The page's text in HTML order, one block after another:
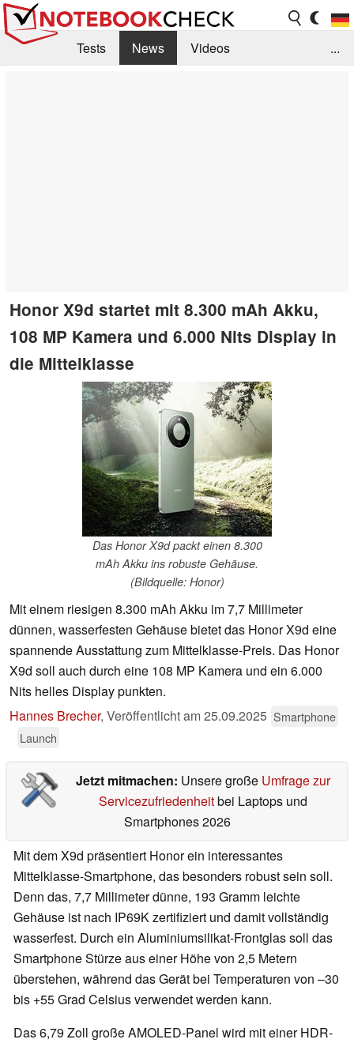
Tests News
Videos
...
Honor X9d startet mit 8.300 mAh Akku,
108 MP Kamera und 6.000 Nits Display in
die Mittelklasse
Das Honor X9d packt einen 8.300
mAh Akku ins robuste Gehäuse.
(Bildquelle: Honor)
Mit einem riesigen 8.300 mAh Akku im 7,7 Millimeter
dünnen, wasserfesten Gehäuse bietet das Honor X9d eine
spannende Ausstattung zum Mittelklasse-Preis. Das Honor
X9d soll auch durch eine 108 MP Kamera und ein 6.000
Nits helles Display punkten.
Hannes Brecher, Veröffentlicht am25.09.2025 Smartphone
Launch
Jetzt mitmachen: Unsere große Umfrage zur
Servicezufriedenheitbei Laptops und
Smartphones 2026
Mit dem X9d präsentiert Honor ein interessantes
Mittelklasse-Smartphone, das besonders robust sein soll.
Denn das, 7,7 Millimeter dünne, 193 Gramm leichte
Gehäuse ist nach IP69K zertifiziert und damit vollständig
wasserfest. Durch ein Aluminiumsilikat-Frontglas soll das
Smartphone Stürze aus einer Höhe von 2,5 Metern
überstehen, während das Gerät bei Temperaturen von –30
bis +55 Grad Celsius verwendet werden kann.
Das 6,79 Zoll große AMOLED-Panel wird mit einer HDR-